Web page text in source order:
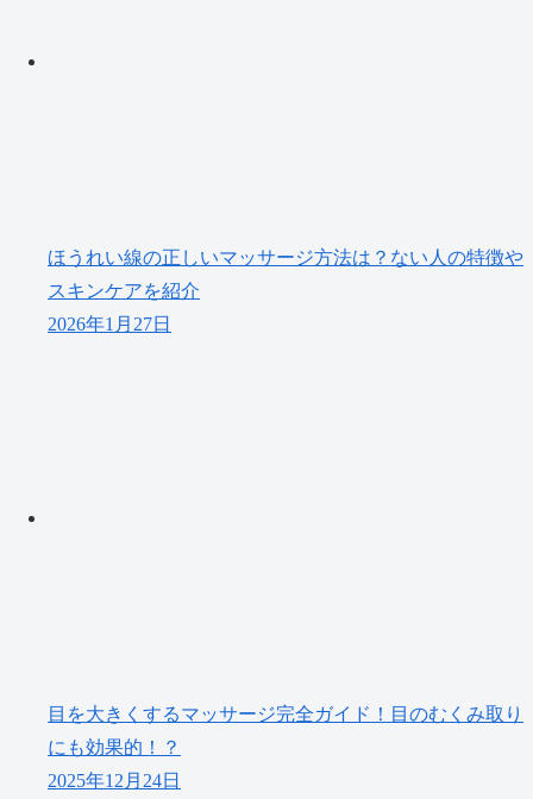
ほうれい線の正しいマッサージ方法は？ない人の特徴や
スキンケアを紹介
2026年1月27日
目を大きくするマッサージ完全ガイド！目のむくみ取り
にも効果的！？
2025年12月24日